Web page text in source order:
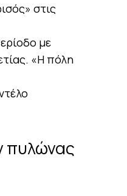
στις
με
«Η πόλη
πυλώνας